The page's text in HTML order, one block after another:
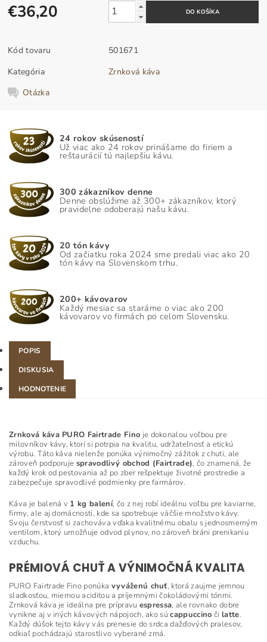
€36,20
Kód tovaru
501671
Kategória
Zrnková káva
Otázka
24 rokov skúseností
Už viac ako 24 rokov prinášame do firiem a
reštaurácií tú najlepšiu kávu.
300 zákazníkov denne
Denne obslúžime až 300+ zákazníkov, ktorý
pravidelne odoberajú našu kávu.
20 tón kávy
Od začiatku roka 2024 sme predali viac ako 20
tón kávy na Slovenskom trhu.
200+ kávovarov
Každý mesiac sa staráme o viac ako 200
kávovarov vo firmách po celom Slovensku.
POPIS
DISKUSIA
HODNOTENIE
Zrnková káva PURO Fairtrade Fino je dokonalou voľbou pre
milovníkov kávy, ktorí si potrpia na kvalitu, udržateľnosť a etickú
výrobu. Táto káva nielenže ponúka výnimočný zážitok z chuti, ale
zároveň podporuje spravodlivý obchod (Fairtrade), čo znamená, že
každý krok od pestovania až po zber rešpektuje životné prostredie a
zabezpečuje spravodlivé podmienky pre farmárov.
Káva je balená v 1 kg balení, čo z nej robí ideálnu voľbu pre kaviarne,
firmy, ale aj domácnosti, kde sa spotrebuje väčšie množstvo kávy.
Svoju čerstvosť si zachováva vďaka kvalitnému obalu s jednosmerným
ventilom, ktorý umožňuje odvod plynov, no zároveň bráni prenikaniu
vzduchu.
PRÉMIOVÁ CHUŤ A VÝNIMOČNÁ KVALITA
PURO Fairtrade Fino ponúka vyváženú chuť, ktorá zaujme jemnou
sladkosťou, miernou aciditou a príjemnými čokoládovými tónmi.
Zrnková káva je ideálna pre prípravu espressa, ale rovnako dobre
vynikne aj v iných kávových nápojoch, ako súcappuccino či latte.
Každý dúšok tejto kávy vás prenesie do srdca dažďových pralesov,
odkiaľ pochádzajú starostlivo vyberané zrná.